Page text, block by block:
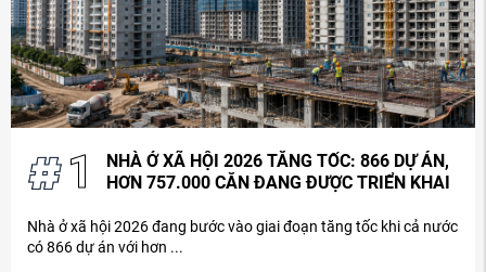
1
NHÀ Ở XÃ HỘI 2026 TĂNG TỐC: 866 DỰ ÁN,
HƠN 757.000 CĂN ĐANG ĐƯỢC TRIỂN KHAI
Nhà ở xã hội 2026 đang bước vào giai đoạn tăng tốc khi cả nước
có 866 dự án với hơn ...